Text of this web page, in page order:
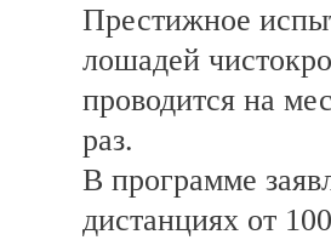
Престижное
лошадей
проводится на
раз.
В программе
дистанциях от